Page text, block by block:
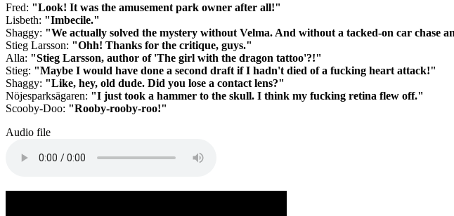
Fred: "Look! It was the amusement park owner after all!"
Lisbeth: "Imbecile."
Shaggy: "We actually solved the mystery without Velma. And without a tacked-on car chase
Stieg Larsson: "Ohh! Thanks for the critique, guys."
Alla: "Stieg Larsson, author of 'The girl with the dragon tattoo'?!"
Stieg: "Maybe I would have done a second draft if I hadn't died of a fucking heart attack!"
Shaggy: "Like, hey, old dude. Did you lose a contact lens?"
Nöjesparksägaren: "I just took a hammer to the skull. I think my fucking retina flew off."
Scooby-Doo: "Rooby-rooby-roo!"
Audio file